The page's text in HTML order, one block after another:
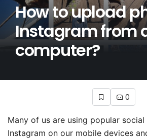
How to upload
Instagram from
computer?
0
Many of us are using popular social
Instagram on our mobile devices